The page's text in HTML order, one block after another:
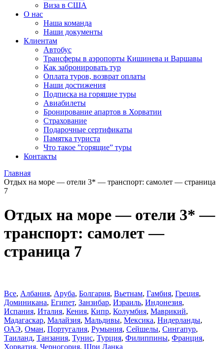
Виза в США
О нас
Наша команда
Наши документы
Клиентам
Автобус
Трансферы в аэропорты Кишинева и Варшавы
Как забронировать тур
Оплата туров, возврат оплаты
Наши достижения
Подписка на горящие туры
Авиабилеты
Бронирование апартов в Хорватии
Страхование
Подарочные сертификаты
Памятка туриста
Что такое ”горящие” туры
Контакты
Главная
Отдых на море — отели 3* — транспорт: самолет — страница
7
Отдых на море — отели 3* —
транспорт: самолет —
страница 7
Все, Албания, Аруба, Болгария, Вьетнам, Гамбия, Греция,
Доминиканa, Египет, Занзибар, Израиль, Индонезия,
Испания, Италия, Кения, Кипр, Колумбия, Маврикий,
Мадагаскар, Малайзия, Мальдивы, Мексика, Нидерланды,
ОАЭ, Оман, Португалия, Румыния, Сейшелы, Сингапур,
Таиланд, Танзания, Тунис, Турция, Филиппины, Франция,
Хорватия, Черногория, Шри Ланка